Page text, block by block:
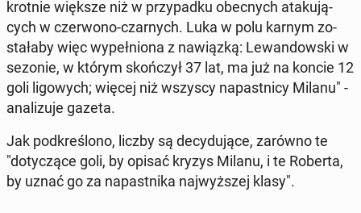
krot­nie większe niż w przy­pad­ku obec­nych ata­ku­ją­
cych w czer­wo­no-czar­nych. Luka w polu karnym zo­
sta­ła­by więc wy­peł­nio­na z na­wiąz­ką: Le­wan­dow­ski w
sezonie, w którym skoń­czył 37 lat, ma już na koncie 12
goli li­go­wych; więcej niż wszyscy na­past­ni­cy Milanu" -
ana­li­zu­je gazeta.
Jak pod­kre­ślo­no, liczby są de­cy­du­ją­ce, zarówno te
"do­ty­czą­ce goli, by opisać kryzys Milanu, i te Roberta,
by uznać go za na­past­ni­ka naj­wyż­szej klasy".